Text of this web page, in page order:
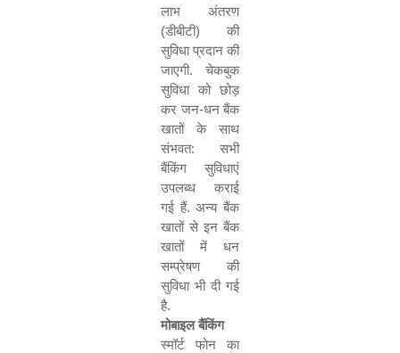
लाभ अंतरण
(डीबीटी) की
सुविधा प्रदान की
जाएगी. चेकबुक
सुविधा को छोड़
कर जन-धन बैंक
खातों के साथ
संभवत: सभी
बैंकिंग सुविधाएं
उपलब्ध कराई
गई हैं. अन्य बैंक
खातों से इन बैंक
खातों में धन
सम्प्रेषण की
सुविधा भी दी गई
है.
मोबाइल बैंकिंग
स्मॉर्ट फोन का